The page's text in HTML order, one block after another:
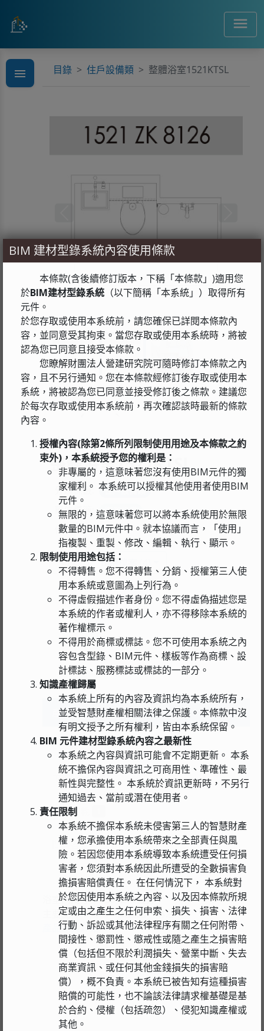
menu
menu 目錄 住戶設備類 整體浴室1521KTSL
卜大 PUDA
整體浴室1521KTSL
分類標籤: 住戶設備類
單位標籤: 衛浴設備
作者: Eason
收藏 BIM檔案
附件下載 (1)
型錄
pdf · 20.0 MB
產品簡介
COBie
工程圖說 1
型錄下載
問與答
浴室內尺寸：150*210公分
主要配件：馬桶、臉盆組、淋浴
產品網頁介紹
BIM 建材型錄系統內容使用條款
本條款(含後續修訂版本，下稱「本條款」)適用您
於BIM建材型錄系統 （以下簡稱「本系統」）取得所有
元件。
於您存取或使用本系統前，請您確保已詳閱本條款內
容，並同意受其拘束。當您存取或使用本系統時，將被
認為您已同意且接受本條款。
您瞭解財團法人營建研究院可隨時修訂本條款之內
容，且不另行通知。您在本條款經修訂後存取或使用本
系統，將被認為您已同意並接受修訂後之條款。建議您
於每次存取或使用本系統前，再次確認該時最新的條款
內容。
授權內容(除第2條所列限制使用用途及本條款之約
束外)，本系統授予您的權利是：
非專屬的，這意味著您沒有使用BIM元件的獨
家權利。 本系統可以授權其他使用者使用BIM
元件。
無限的，這意味著您可以將本系統使用於無限
數量的BIM元件中。就本協議而言，「使用」
指複製、重製、修改、編輯、執行、顯示。
限制使用用途包括：
不得轉售。您不得轉售、分銷、授權第三人使
用本系統或意圖為上列行為。
不得虛假描述作者身份。您不得虛偽描述您是
本系統的作者或權利人，亦不得移除本系統的
著作權標示。
不得用於商標或標誌。您不可使用本系統之內
容包含型錄、BIM元件、樣板等作為商標、設
計標誌、服務標誌或標誌的一部分。
知識產權歸屬
本系統上所有的內容及資訊均為本系統所有，
並受智慧財產權相關法律之保護。本條款中沒
有明文授予之所有權利，皆由本系統保留。
BIM 元件建材型錄系統內容之最新性
本系統之內容與資訊可能會不定期更新。 本系
統不擔保內容與資訊之可商用性、準確性、最
新性與完整性。 本系統於資訊更新時，不另行
通知過去、當前或潛在使用者。
責任限制
本系統不擔保本系統未侵害第三人的智慧財產
權，您承擔使用本系統帶來之全部責任與風
險。若因您使用本系統導致本系統遭受任何損
害者，您須對本系統因此所遭受的全數損害負
擔損害賠償責任。 在任何情況下， 本系統對
於您因使用本系統之內容、以及因本條款所規
定或由之產生之任何申索、損失、損害、法律
行動、訴訟或其他法律程序有關之任何附帶、
間接性、懲罰性、懲戒性或隨之產生之損害賠
償（包括但不限於利潤損失、營業中斷、失去
商業資訊、或任何其他金錢損失的損害賠
償），概不負責。本系統已被告知有這種損害
賠償的可能性，也不論該法律請求權基礎是基
於合約、侵權（包括疏忽）、侵犯知識產權或
其他。